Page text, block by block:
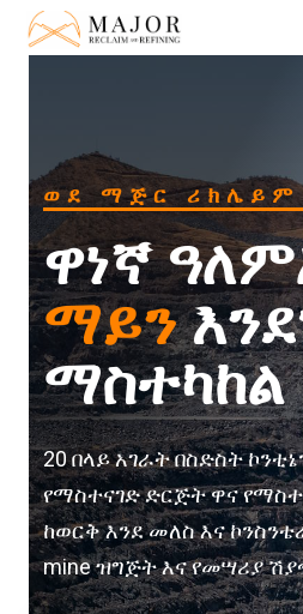
ወደ ማጅር
ዋነኛ
ማይን
ማስተካከል
20 በላይ አገራት በስድስት
የማስተናገድ ድርጅት ዋና
ከወርቅ እንደ መለስ እና
mine ዝግጅት እና የመሣሪያ